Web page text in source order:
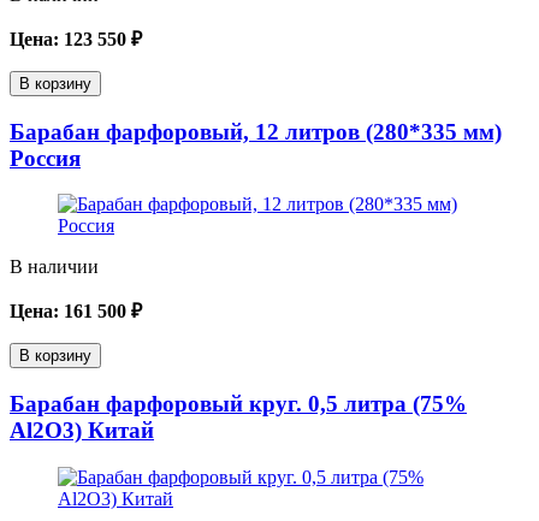
Цена: 123 550 ₽
В корзину
Барабан фарфоровый, 12 литров (280*335 мм)
Россия
В наличии
Цена: 161 500 ₽
В корзину
Барабан фарфоровый круг. 0,5 литра (75%
Al2O3) Китай